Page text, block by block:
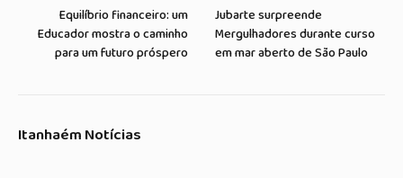
Equilíbrio financeiro: um
Educador mostra o caminho
para um futuro próspero
Jubarte surpreende
Mergulhadores durante curso
em mar aberto de São Paulo
Itanhaém Notícias